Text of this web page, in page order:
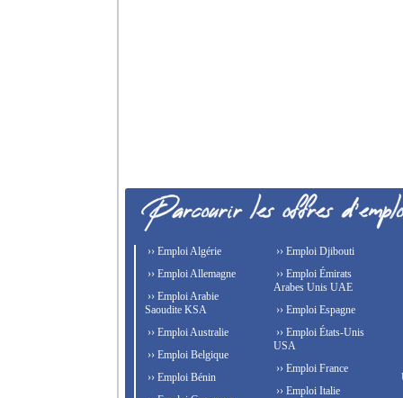
›› Emploi Algérie
›› Emploi Allemagne
›› Emploi Arabie
Saoudite KSA
›› Emploi Australie
›› Emploi Belgique
›› Emploi Bénin
›› Emploi Djibouti
›› Emploi Émirats
Arabes Unis UAE
›› Emploi Espagne
›› Emploi États-Unis
USA
›› Emploi France
›› Emploi Italie